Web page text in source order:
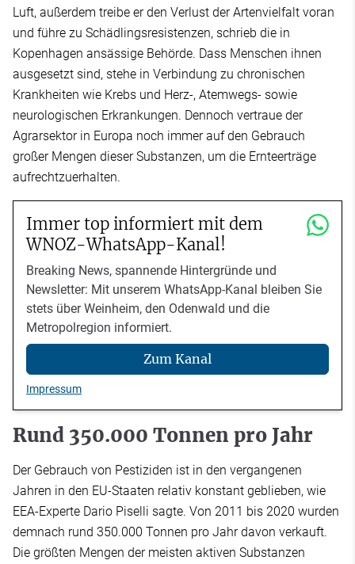
Luft, außerdem treibe er den Verlust der Artenvielfalt voran
und führe zu Schädlingsresistenzen, schrieb die in
Kopenhagen ansässige Behörde. Dass Menschen ihnen
ausgesetzt sind, stehe in Verbindung zu chronischen
Krankheiten wie Krebs und Herz-, Atemwegs- sowie
neurologischen Erkrankungen. Dennoch vertraue der
Agrarsektor in Europa noch immer auf den Gebrauch
großer Mengen dieser Substanzen, um die Ernteerträge
aufrechtzuerhalten.
Immer top informiert mit dem
WNOZ-WhatsApp-Kanal!
Breaking News, spannende Hintergründe und
Newsletter: Mit unserem WhatsApp-Kanal bleiben Sie
stets über Weinheim, den Odenwald und die
Metropolregion informiert.
Zum Kanal
Impressum
Rund 350.000 Tonnen pro Jahr
Der Gebrauch von Pestiziden ist in den vergangenen
Jahren in den EU-Staaten relativ konstant geblieben, wie
EEA-Experte Dario Piselli sagte. Von 2011 bis 2020 wurden
demnach rund 350.000 Tonnen pro Jahr davon verkauft.
Die größten Mengen der meisten aktiven Substanzen